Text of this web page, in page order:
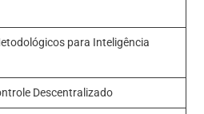
para Inteligência
Descentralizado